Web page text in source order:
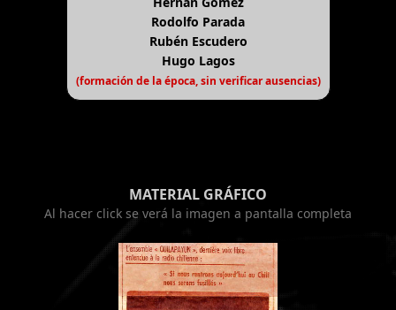
Rodolfo Parada
Rubén Escudero
Hugo Lagos
(formación de la época, sin verificar ausencias)
MATERIAL GRÁFICO
Al hacer click se verá la imagen a pantalla completa